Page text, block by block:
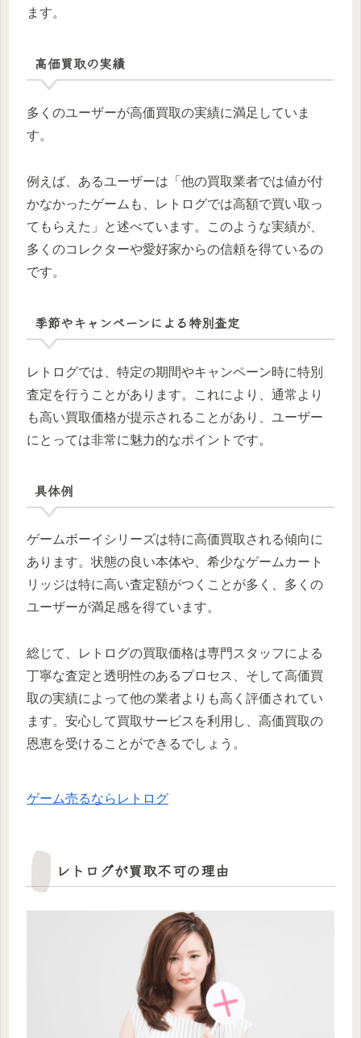
ます。
高価買取の実績
多くのユーザーが高価買取の実績に満足していま
す。
例えば、あるユーザーは「他の買取業者では値が付
かなかったゲームも、レトログでは高額で買い取っ
てもらえた」と述べています。このような実績が、
多くのコレクターや愛好家からの信頼を得ているの
です。
季節やキャンペーンによる特別査定
レトログでは、特定の期間やキャンペーン時に特別
査定を行うことがあります。これにより、通常より
も高い買取価格が提示されることがあり、ユーザー
にとっては非常に魅力的なポイントです。
具体例
ゲームボーイシリーズは特に高価買取される傾向に
あります。状態の良い本体や、希少なゲームカート
リッジは特に高い査定額がつくことが多く、多くの
ユーザーが満足感を得ています。
総じて、レトログの買取価格は専門スタッフによる
丁寧な査定と透明性のあるプロセス、そして高価買
取の実績によって他の業者よりも高く評価されてい
ます。安心して買取サービスを利用し、高価買取の
恩恵を受けることができるでしょう。
ゲーム売るならレトログ
レトログが買取不可の理由